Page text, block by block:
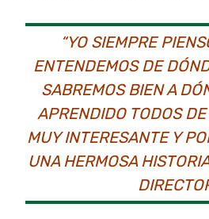
“YO SIEMPRE
ENTENDEMOS DE
SABREMOS BIEN A
APRENDIDO TODOS
MUY INTERESANTE Y
UNA HERMOSA